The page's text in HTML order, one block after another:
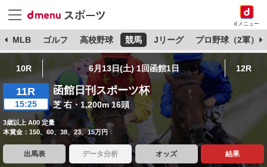
dメニュー
MLB ゴルフ 高校野球 競馬 Jリーグ プロ野球（2軍）
10R 6月13日(土) 1回函館1日 12R
11R
15:25
函館日刊スポーツ杯
芝 右・1,200m 16頭
3歳以上 A00 定量
本賞金：150、60、38、23、15万円
出馬表 データ分析 オッズ 結果